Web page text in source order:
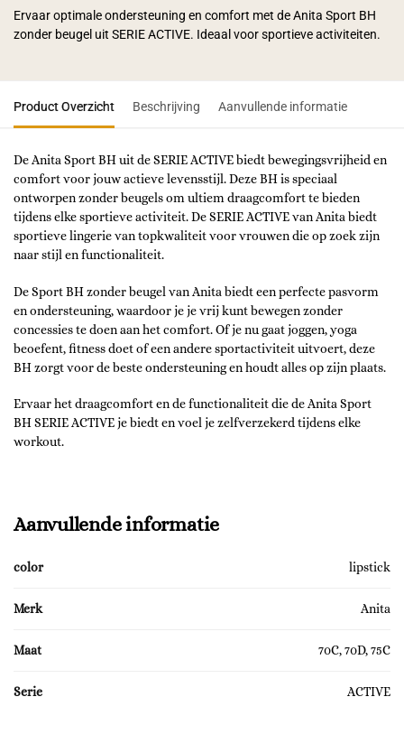
Ervaar optimale ondersteuning en comfort met de Anita Sport BH
zonder beugel uit SERIE ACTIVE. Ideaal voor sportieve activiteiten.
Product Overzicht Beschrijving Aanvullende informatie
De Anita Sport BH uit de SERIE ACTIVE biedt bewegingsvrijheid en
comfort voor jouw actieve levensstijl. Deze BH is speciaal
ontworpen zonder beugels om ultiem draagcomfort te bieden
tijdens elke sportieve activiteit. De SERIE ACTIVE van Anita biedt
sportieve lingerie van topkwaliteit voor vrouwen die op zoek zijn
naar stijl en functionaliteit.
De Sport BH zonder beugel van Anita biedt een perfecte pasvorm
en ondersteuning, waardoor je je vrij kunt bewegen zonder
concessies te doen aan het comfort. Of je nu gaat joggen, yoga
beoefent, fitness doet of een andere sportactiviteit uitvoert, deze
BH zorgt voor de beste ondersteuning en houdt alles op zijn plaats.
Ervaar het draagcomfort en de functionaliteit die de Anita Sport
BH SERIE ACTIVE je biedt en voel je zelfverzekerd tijdens elke
workout.
Aanvullende informatie
color lipstick
Merk Anita
Maat 70C, 70D, 75C
Serie ACTIVE